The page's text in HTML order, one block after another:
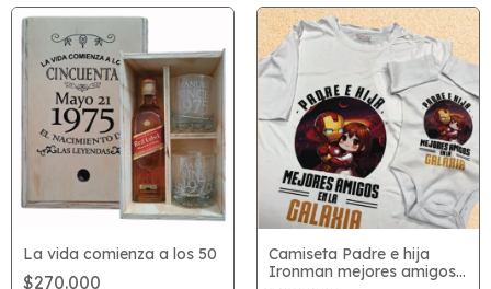
La vida comienza a los 50
$270.000
Camiseta Padre e hija
Ironman mejores amigos